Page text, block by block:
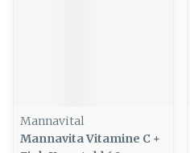
Mannavital
Mannavita Vitamine C +